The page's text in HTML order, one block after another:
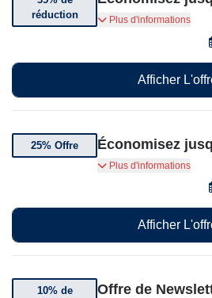
réduction
Jusqu'à 35% de
Plus d'informations
Afficher
25% Offre Économisez
JUSQU'À 25% DE
ACHETEZ
Plus d'informations
Afficher
10% de
Offre de